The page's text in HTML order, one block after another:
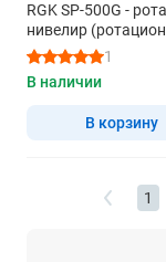
RGK SP-500G -
нивелир
зеленый луч / 900м
приемником / АКБ)
1
В наличии
В корзину
1